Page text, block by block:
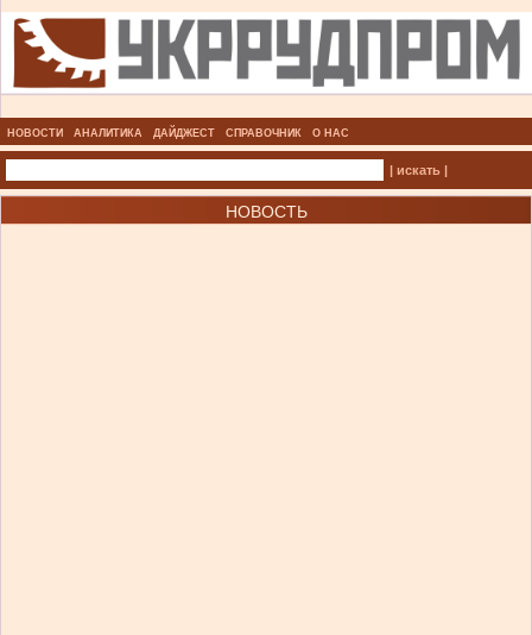
НОВОСТИ АНАЛИТИКА ДАЙДЖЕСТ СПРАВОЧНИК О НАС
| искать |
НОВОСТЬ